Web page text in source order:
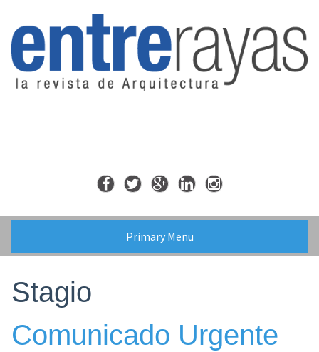
content
Primary Menu
Stagio
Comunicado Urgente